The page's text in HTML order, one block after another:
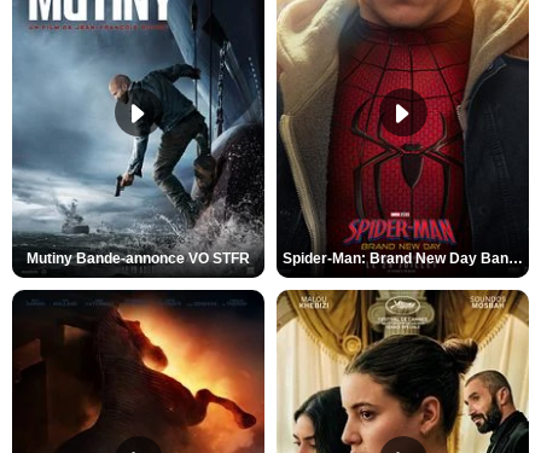
Mutiny Bande-annonce VO STFR Spider-Man: Brand New Day Bande-annonce VO STFR